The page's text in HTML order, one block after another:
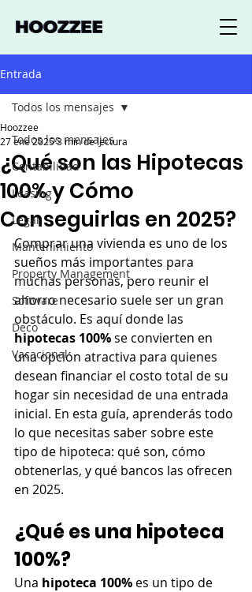
Entrada
Todos los mensajes
Contabilidad
Leasing
Legal
Mantenimiento
Property Management
Software
Deco
Vacacional
Todos los mensajes
¿Qué son las Hipotecas
100% y Cómo
Conseguirlas en 2025?
Hoozzee
27 ene 20253 min de lectura
Comprar una vivienda es uno de los
sueños más importantes para
muchas personas, pero reunir el
ahorro necesario suele ser un gran
obstáculo. Es aquí donde las
hipotecas 100% se convierten en
una opción atractiva para quienes
desean financiar el costo total de su
hogar sin necesidad de una entrada
inicial. En esta guía, aprenderás todo
lo que necesitas saber sobre este
tipo de hipoteca: qué son, cómo
obtenerlas, y qué bancos las ofrecen
en 2025.
¿Qué es una hipoteca
100%?
Una hipoteca 100% es un tipo de